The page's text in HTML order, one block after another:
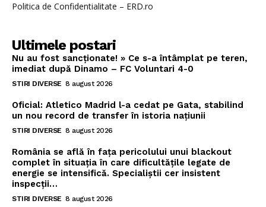
Politica de Confidentialitate – ERD.ro
Ultimele postari
Nu au fost sancționate! » Ce s-a întâmplat pe teren,
imediat după Dinamo – FC Voluntari 4-0
STIRI DIVERSE 8 august 2026
Oficial: Atletico Madrid l-a cedat pe Gata, stabilind
un nou record de transfer în istoria națiunii
STIRI DIVERSE 8 august 2026
România se află în fața pericolului unui blackout
complet în situația în care dificultățile legate de
energie se intensifică. Specialiștii cer insistent
inspecții…
STIRI DIVERSE 8 august 2026